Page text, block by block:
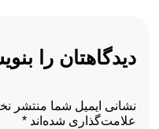
دیدگاهتان را
نشانی ایمیل شما منتشر
علامت‌گذاری شده‌اند *